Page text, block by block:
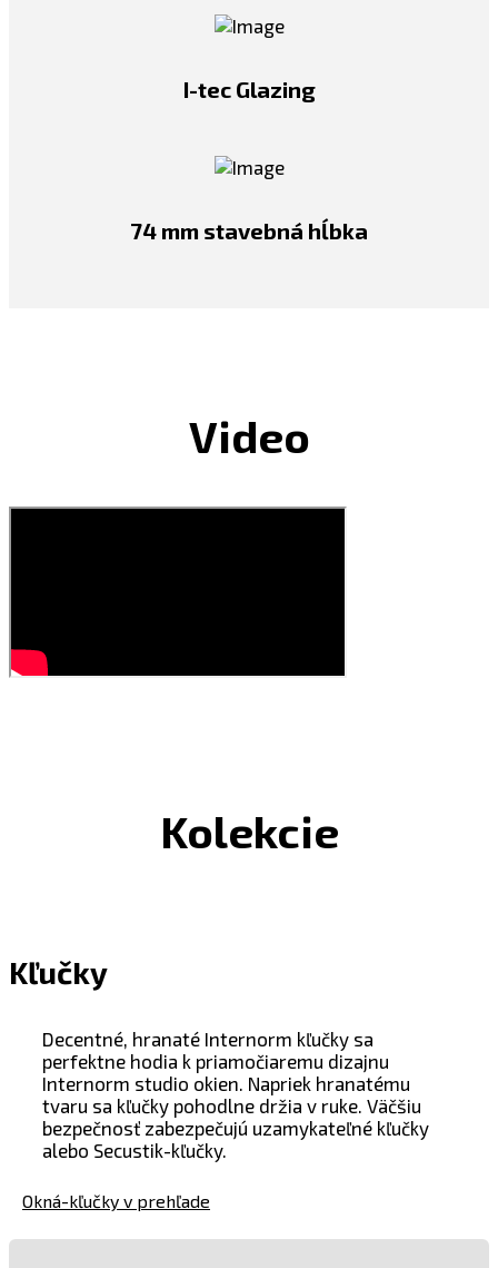
I-tec Glazing
74 mm stavebná hĺbka
Video
Kolekcie
Kľučky
Decentné, hranaté Internorm kľučky sa
perfektne hodia k priamočiaremu dizajnu
Internorm studio okien. Napriek hranatému
tvaru sa kľučky pohodlne držia v ruke. Väčšiu
bezpečnosť zabezpečujú uzamykateľné kľučky
alebo Secustik-kľučky.
Okná-kľučky v prehľade